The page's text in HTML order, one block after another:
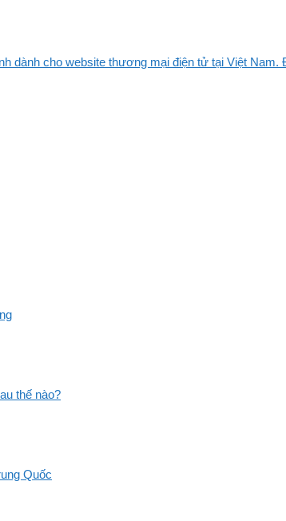
dành cho website thương mại điện tử tại Việt
thế nào?
Quốc